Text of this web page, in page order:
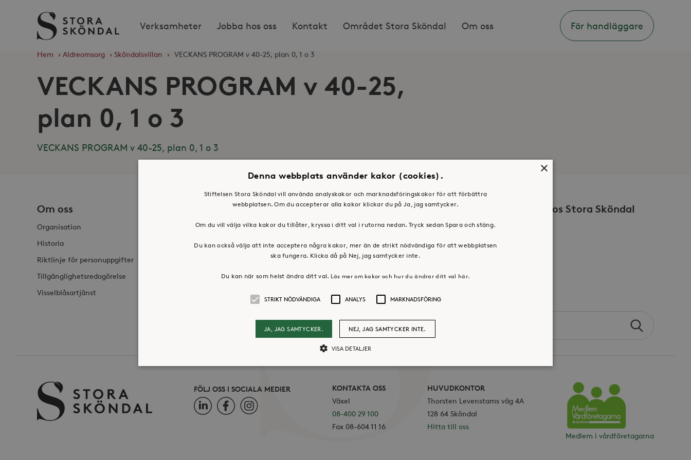
Stora
Sköndal
Verksamheter Jobba hos oss Kontakt Området Stora Sköndal Om oss För handläggare
Hem › Äldreomsorg › Sköndalsvillan › VECKANS PROGRAM v 40-25, plan 0, 1 o 3
VECKANS PROGRAM v 40-25,
plan 0, 1 o 3
VECKANS PROGRAM v 40-25, plan 0, 1 o 3
Om oss
Organisation
Historia
Riktlinje för personuppgifter
Tillgänglighetsredogörelse
Visselblåsartjänst
Jobba hos oss Press & mediakontakt Volontär hos Stora Sköndal
Sök
FÖLJ OSS I SOCIALA MEDIER
LinkedInFacebookInstagram
KONTAKTA OSS
Växel
08-400 29 100
Fax 08-604 11 16
HUVUDKONTOR
Thorsten Levenstams väg 4A
128 64 Sköndal
Hitta till oss
Vårdföretagarna
Medlem i vårdföretagarna
×
Denna webbplats använder kakor (cookies).
Stiftelsen Stora Sköndal vill använda analyskakor och marknadsföringskakor för att förbättra
webbplatsen. Om du accepterar alla kakor klickar du på Ja, jag samtycker.
Om du vill välja vilka kakor du tillåter, kryssa i ditt val i rutorna nedan. Tryck sedan Spara och stäng.
Du kan också välja att inte acceptera några kakor, mer än de strikt nödvändiga för att webbplatsen
ska fungera. Klicka då på Nej, jag samtycker inte.
Du kan när som helst ändra ditt val. Läs mer om kakor och hur du ändrar ditt val här.
STRIKT NÖDVÄNDIGA ANALYS MARKNADSFÖRING
JA, JAG SAMTYCKER. NEJ, JAG SAMTYCKER INTE.
VISA DETALJER
Strikt nödvändiga Analys Marknadsföring
Strikt nödvändiga kakor tillåter kärnwebbplatsfunktioner som användarinloggning och kontohantering. Webbplatsen kan inte användas
ordentligt utan strikt nödvändiga cookies.